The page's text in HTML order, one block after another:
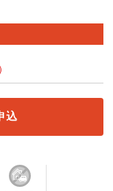
込